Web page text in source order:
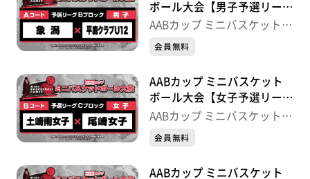
ボール大会【男子予選リーグ
Bブロック】象潟×平鹿クラ
AABカップ ミニバスケットボ
ール大会
会員無料
AABカップ ミニバスケット
ボール大会【女子予選リーグ
Cブロック】土崎南女子×尾
AABカップ ミニバスケットボ
ール大会
会員無料
AABカップ ミニバスケット